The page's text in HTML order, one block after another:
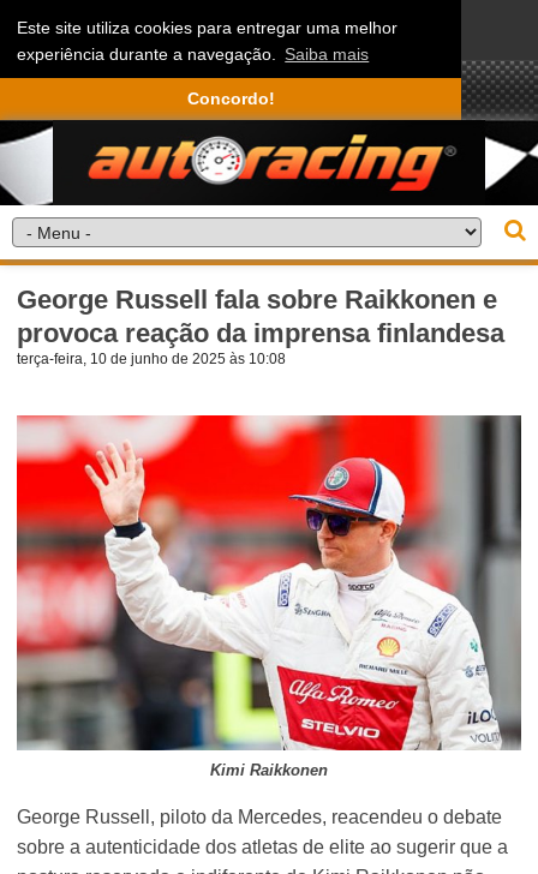
Este site utiliza cookies para entregar uma melhor
experiência durante a navegação. Saiba mais
Concordo!
George Russell fala sobre Raikkonen e
provoca reação da imprensa finlandesa
terça-feira, 10 de junho de 2025 às 10:08
Kimi Raikkonen
George Russell, piloto da Mercedes, reacendeu o debate
sobre a autenticidade dos atletas de elite ao sugerir que a